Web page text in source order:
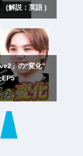
(解説：英語 )
」の“変化”
EP5